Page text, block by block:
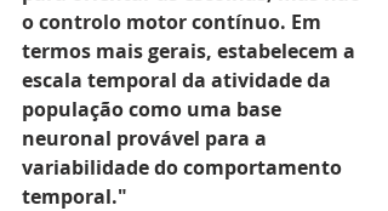
o controlo motor contínuo. Em
termos mais gerais, estabelecem a
escala temporal da atividade da
população como uma base
neuronal provável para a
variabilidade do comportamento
temporal."